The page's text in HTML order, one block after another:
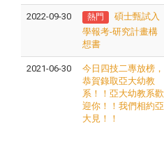
2022-09-30 熱門
碩士甄試入
學報考-研究計畫構
想書
2021-06-30
今日四技二專放榜，
恭賀錄取亞大幼教
系！！亞大幼教系歡
迎你！！我們相約亞
大見！！